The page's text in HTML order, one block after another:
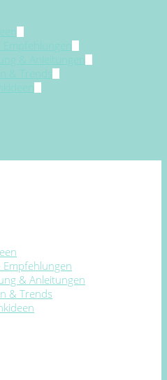
& Anleitungen
& Trends
Empfehlungen
& Anleitungen
& Trends